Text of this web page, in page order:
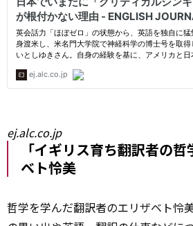
ej.alc.co.jp
「イギリス育ち翻訳者の
ベト怜美
哲学を学んだ翻訳者のエリザベト怜